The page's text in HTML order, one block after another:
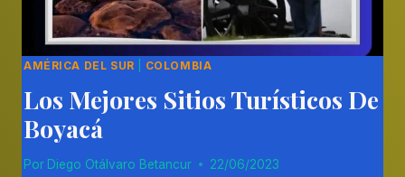
AMÉRICA DEL SUR COLOMBIA
Los Mejores Sitios Turísticos De
Boyacá
Por Diego Otálvaro Betancur 22/06/2023